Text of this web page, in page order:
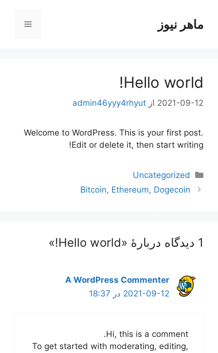
محتواماهر نیوز فهرست
Hello world!
2021-09-12 از admin46yyy4rhyut
Welcome to WordPress. This is your first post.
Edit or delete it, then start writing!
دسته‌ها
Uncategorized
ناوبریBitcoin, Ethereum, Dogecoin
1 دیدگاه دربارهٔ «Hello world!»
A WordPress Commenter
2021-09-12 در 18:37
Hi, this is a comment.
To get started with moderating, editing,